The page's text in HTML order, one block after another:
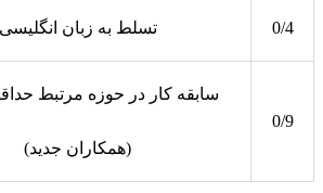
تسلط به زبان انگلیسی 0/4
(همکاران جدید)
0/9